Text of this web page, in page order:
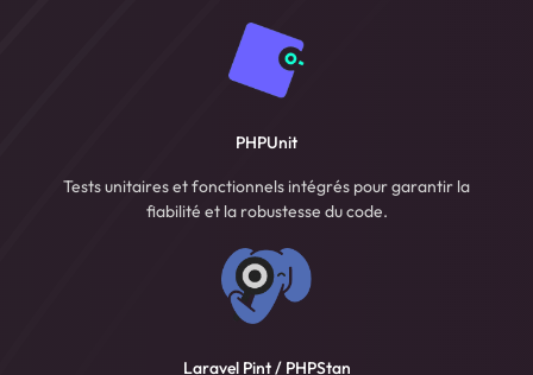
PHPUnit
Tests unitaires et fonctionnels intégrés pour garantir la
fiabilité et la robustesse du code.
Laravel Pint / PHPStan